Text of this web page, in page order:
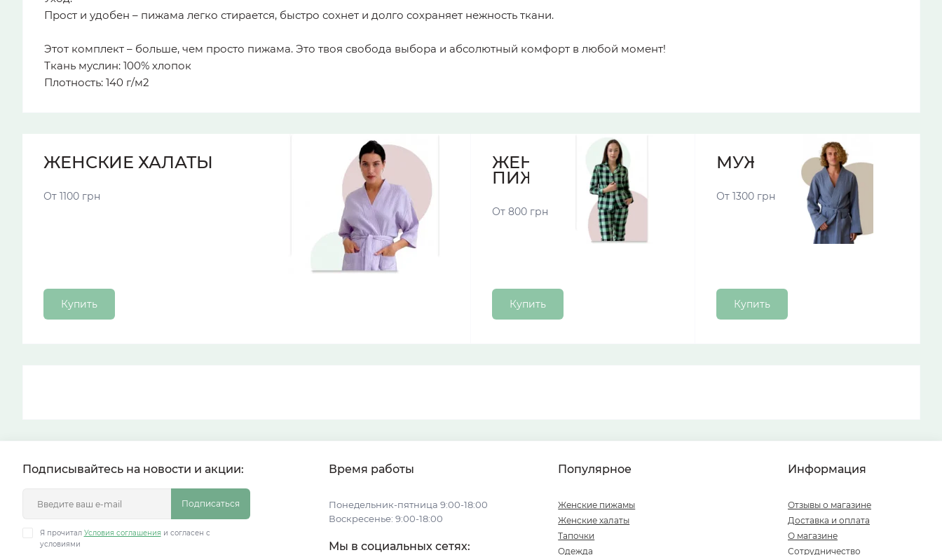
Прост и удобен – пижама легко стирается, быстро сохнет и долго сохраняет нежность ткани.
Этот комплект – больше, чем просто пижама. Это твоя свобода выбора и абсолютный комфорт в любой момент!
Ткань муслин: 100% хлопок
Плотность: 140 г/м2
ЖЕНСКИЕ ХАЛАТЫ
От 1100 грн
Купить
ЖЕНСКИЕ
ПИЖАМЫ
От 800 грн
Купить
МУЖСКИЕ ХАЛАТЫ
От 1300 грн
Купить
Подписывайтесь на новости и акции:
Подписаться
Я прочитал Условия соглашения и согласен с
условиями
Время работы
Понедельник-пятница 9:00-18:00
Воскресенье: 9:00-18:00
Мы в социальных сетях:
Популярное
Женские пижамы
Женские халаты
Тапочки
Одежда
Информация
Отзывы о магазине
Доставка и оплата
О магазине
Сотрудничество